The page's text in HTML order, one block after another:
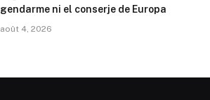
gendarme ni el conserje de Europa
août 4, 2026